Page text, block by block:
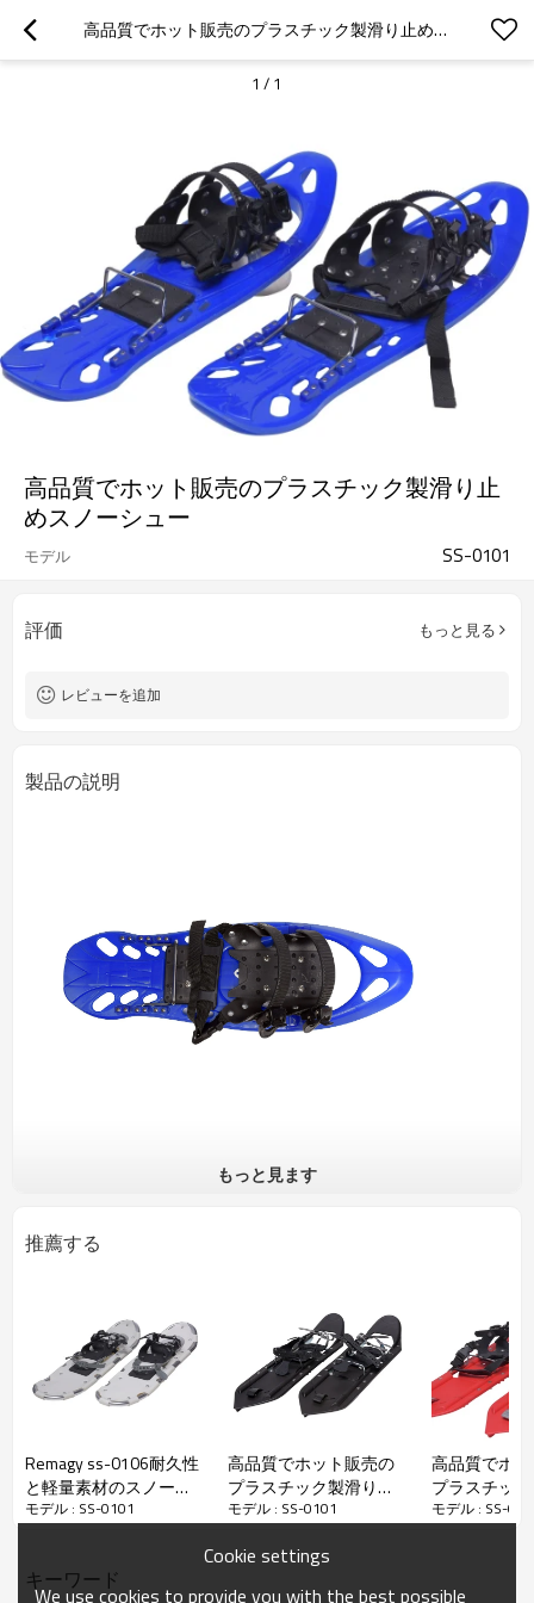
高品質でホット販売のプラスチック製滑り止めスノーシュー
1 / 1
高品質でホット販売のプラスチック製滑り止
めスノーシュー
モデル SS-0101
評価 もっと見る
レビューを追加
製品の説明
もっと見ます
推薦する
Remagy ss-0106耐久性
と軽量素材のスノーシ
ューズメーカー、スノ
卸売
モデル : SS-0101
高品質でホット販売の
プラスチック製滑り止
めスノーシュー
モデル : SS-0101
高品質でホ
プラスチッ
シュー
モデル : SS-
キーワード
Cookie settings
We use cookies to provide you with the best possible